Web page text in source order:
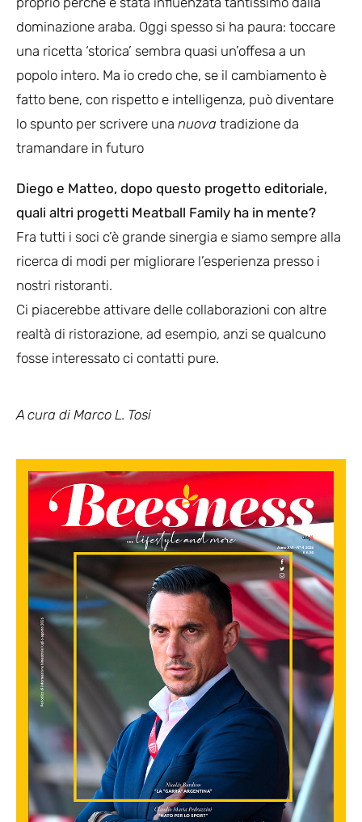
dominazione araba. Oggi spesso si ha paura: toccare
una ricetta ‘storica’ sembra quasi un’offesa a un
popolo intero. Ma io credo che, se il cambiamento è
fatto bene, con rispetto e intelligenza, può diventare
lo spunto per scrivere una nuova tradizione da
tramandare in futuro
Diego e Matteo, dopo questo progetto editoriale,
quali altri progetti Meatball Family ha in mente?
Fra tutti i soci c’è grande sinergia e siamo sempre alla
ricerca di modi per migliorare l’esperienza presso i
nostri ristoranti.
Ci piacerebbe attivare delle collaborazioni con altre
realtà di ristorazione, ad esempio, anzi se qualcuno
fosse interessato ci contatti pure.
A cura di Marco L. Tosi